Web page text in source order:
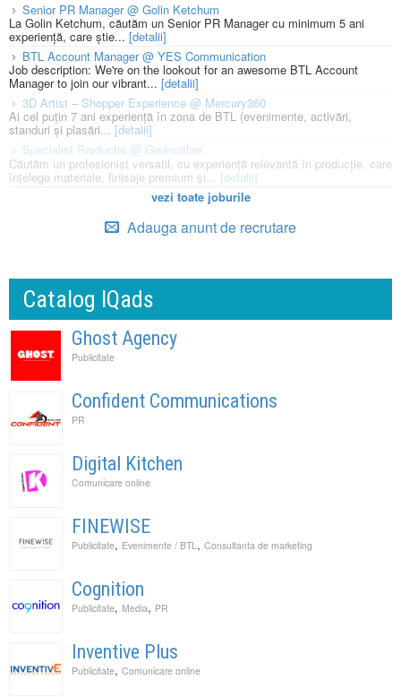
Senior PR Manager @ Golin Ketchum
La Golin Ketchum, căutăm un Senior PR Manager cu minimum 5 ani
experiență, care știe... [detalii]
BTL Account Manager @ YES Communication
Job description: We're on the lookout for an awesome BTL Account
Manager to join our vibrant... [detalii]
3D Artist – Shopper Experience @ Mercury360
Ai cel puțin 7 ani experiență în zona de BTL (evenimente, activări,
standuri și plasări... [detalii]
Specialist Productie @ Godmother
Căutăm un profesionist versatil, cu experiență relevantă în producție, care
înțelege materiale, finisaje premium și... [detalii]
vezi toate joburile
Adauga anunt de recrutare
Catalog IQads
Ghost Agency
Publicitate
Confident Communications
PR
Digital Kitchen
Comunicare online
FINEWISE
Publicitate, Evenimente / BTL , Consultanta de marketing
Cognition
Publicitate, Media, PR
Inventive Plus
Publicitate, Comunicare online